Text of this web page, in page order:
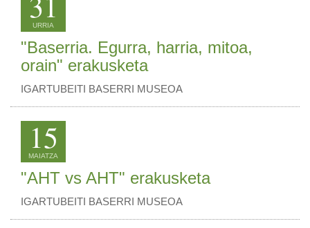
URRIA
"Baserria. Egurra, harria, mitoa,
orain" erakusketa
IGARTUBEITI BASERRI MUSEOA
15
MAIATZA
"AHT vs AHT" erakusketa
IGARTUBEITI BASERRI MUSEOA